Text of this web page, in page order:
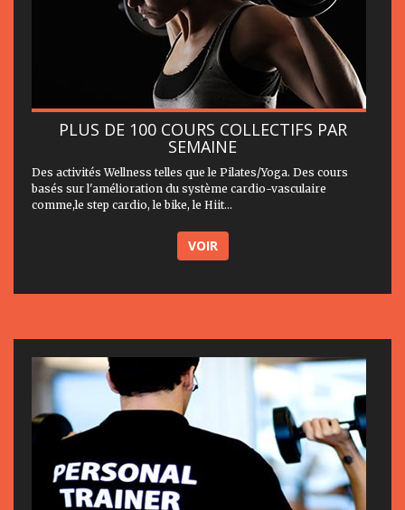
PLUS DE 100 COURS COLLECTIFS PAR
SEMAINE
Des activités Wellness telles que le Pilates/Yoga. Des cours
basés sur l'amélioration du système cardio-vasculaire
comme,le step cardio, le bike, le Hiit...
VOIR